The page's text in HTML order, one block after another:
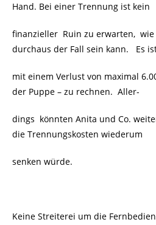
Hand. Bei einer Trennung ist kein
finanzieller Ruin zu erwarten, wie
durchaus der Fall sein kann. Es
mit einem Verlust von maximal
der Puppe – zu rechnen. Aller-
dings könnten Anita und Co.
die Trennungskosten wiederum
senken würde.
Keine Streiterei um die